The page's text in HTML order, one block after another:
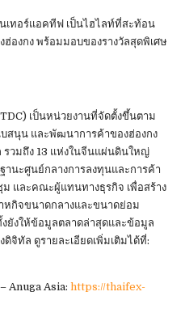
เทอร์แอคทีฟ เป็นไฮไลท์ที่สะท้อน
องกง พร้อมมอบของรางวัลสุดพิเศษ
เป็นหน่วยงานที่จัดตั้งขึ้นตาม
สนุน และพัฒนาการค้าของฮ่องกง
วมถึง 13 แห่งในจีนแผ่นดินใหญ่
านะศูนย์กลางการลงทุนและการค้า
และคณะผู้แทนทางธุรกิจ เพื่อสร้าง
หกิจขนาดกลางและขนาดย่อม
ยังให้ข้อมูลตลาดล่าสุดและข้อมูล
จิทัล ดูรายละเอียดเพิ่มเติมได้ที่:
Anuga Asia: https://thaifex-